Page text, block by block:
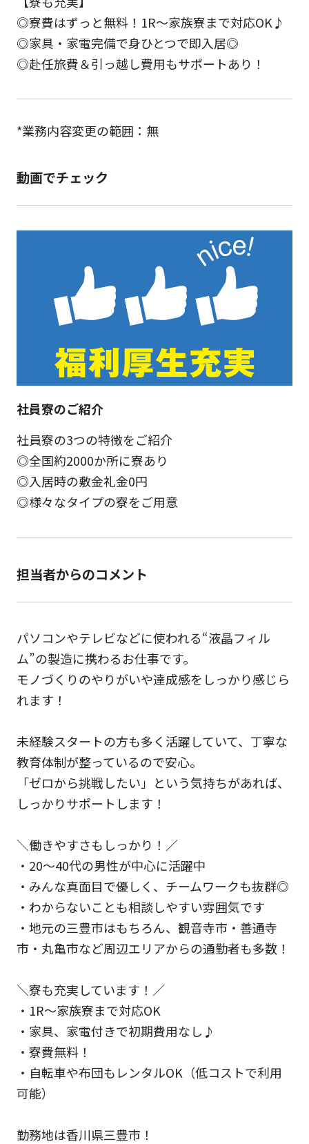
◎寮費はずっと無料！1R～家族寮まで対応OK♪
◎家具・家電完備で身ひとつで即入居◎
◎赴任旅費＆引っ越し費用もサポートあり！
*業務内容変更の範囲：無
動画でチェック
社員寮のご紹介
社員寮の3つの特徴をご紹介
◎全国約2000か所に寮あり
◎入居時の敷金礼金0円
◎様々なタイプの寮をご用意
担当者からのコメント
パソコンやテレビなどに使われる“液晶フィル
ム”の製造に携わるお仕事です。
モノづくりのやりがいや達成感をしっかり感じら
れます！
未経験スタートの方も多く活躍していて、丁寧な
教育体制が整っているので安心。
「ゼロから挑戦したい」という気持ちがあれば、
しっかりサポートします！
＼働きやすさもしっかり！／
・20～40代の男性が中心に活躍中
・みんな真面目で優しく、チームワークも抜群◎
・わからないことも相談しやすい雰囲気です
・地元の三豊市はもちろん、観音寺市・善通寺
市・丸亀市など周辺エリアからの通勤者も多数！
＼寮も充実しています！／
・1R～家族寮まで対応OK
・家具、家電付きで初期費用なし♪
・寮費無料！
・自転車や布団もレンタルOK（低コストで利用
可能）
勤務地は香川県三豊市！